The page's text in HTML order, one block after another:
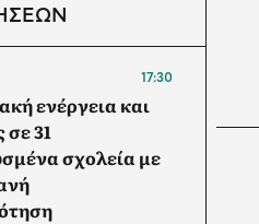
17:30
ενέργεια και
σε 31
σχολεία με